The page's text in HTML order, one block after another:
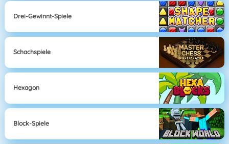
Drei-Gewinnt-Spiele
Schachspiele
Hexagon
Block-Spiele